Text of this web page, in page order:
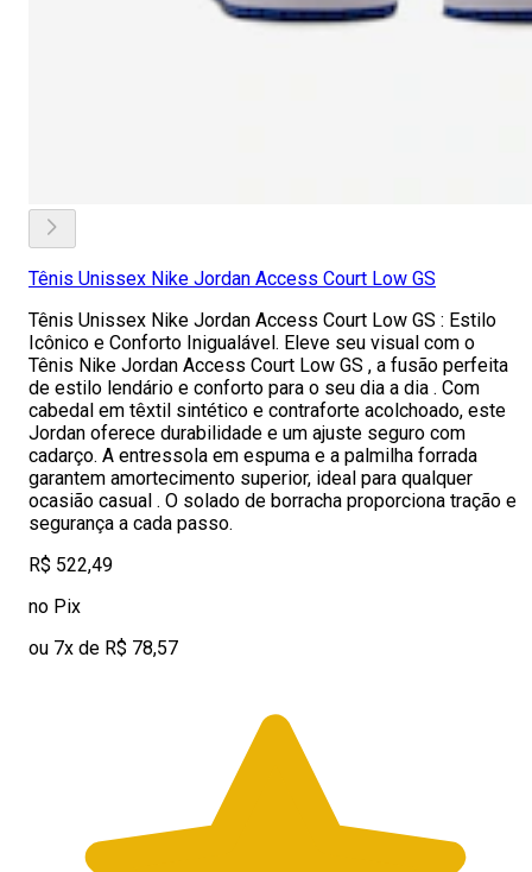
Tênis Unissex Nike Jordan Access Court Low GS
Tênis Unissex Nike Jordan Access Court Low GS : Estilo
Icônico e Conforto Inigualável. Eleve seu visual com o
Tênis Nike Jordan Access Court Low GS , a fusão perfeita
de estilo lendário e conforto para o seu dia a dia . Com
cabedal em têxtil sintético e contraforte acolchoado, este
Jordan oferece durabilidade e um ajuste seguro com
cadarço. A entressola em espuma e a palmilha forrada
garantem amortecimento superior, ideal para qualquer
ocasião casual . O solado de borracha proporciona tração e
segurança a cada passo.
R$ 522,49
no Pix
ou 7x de R$ 78,57